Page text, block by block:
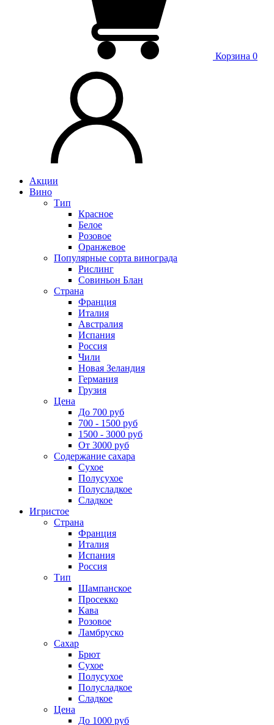
Корзина 0
Акции
Вино
Тип
Красное
Белое
Розовое
Оранжевое
Популярные сорта винограда
Рислинг
Совиньон Блан
Страна
Франция
Италия
Австралия
Испания
Россия
Чили
Новая Зеландия
Германия
Грузия
Цена
До 700 руб
700 - 1500 руб
1500 - 3000 руб
От 3000 руб
Содержание сахара
Сухое
Полусухое
Полусладкое
Сладкое
Игристое
Страна
Франция
Италия
Испания
Россия
Тип
Шампанское
Просекко
Кава
Розовое
Ламбруско
Сахар
Брют
Сухое
Полусухое
Полусладкое
Сладкое
Цена
До 1000 руб